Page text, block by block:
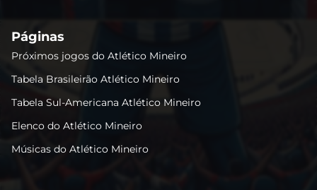
Páginas
Próximos jogos do Atlético Mineiro
Tabela Brasileirão Atlético Mineiro
Tabela Sul-Americana Atlético Mineiro
Elenco do Atlético Mineiro
Músicas do Atlético Mineiro